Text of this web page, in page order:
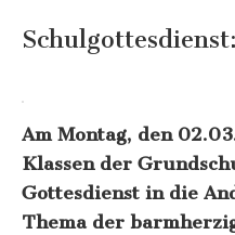
Schulgottesdienst:
Am Montag, den
Klassen der
Gottesdienst in die
Thema der